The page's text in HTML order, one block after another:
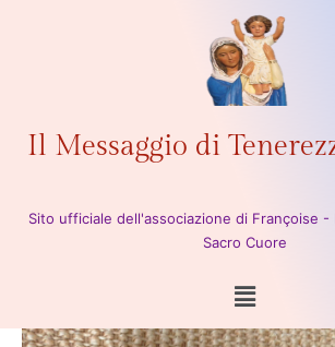
Il Messaggio di
Sito ufficiale dell'associazione di Françoise -
Sacro Cuore
Menu
Gesù